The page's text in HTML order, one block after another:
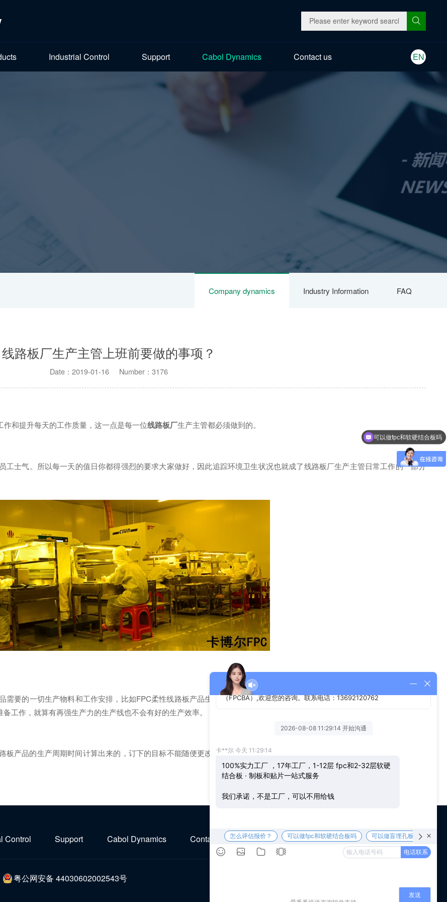
Industrial Control Support Cabol Dynamics Contact us EN
Company dynamics Industry Information FAQ
线路板厂生产主管上班前要做的事项？
Date：2019-01-16 Number：3176
和提升每天的工作质量，这一点是每一位线路板厂生产主管都必须做到的。
士气。所以每一天的值日你都得强烈的要求大家做好，因此追踪环境卫生状况也就成了线路板厂生产主管日常工作的一部分
要的一切生产物料和工作安排，比如FPC柔性线路板产品生产的重点、难点和工序、流程的安排等等。总而言之，线路板厂
工作，就算有再强生产力的生产线也不会有好的生产效率。
产品的生产周期时间计算出来的，订下的目标不能随便更改，所以在生产过程中，每天都要根据投入工时等不同的因素来随
Control Support Cabol Dynamics Contact us
粤公网安备 44030602002543号
WeChat
可以做fpc和软硬结合板吗
可以做盲埋孔板吗